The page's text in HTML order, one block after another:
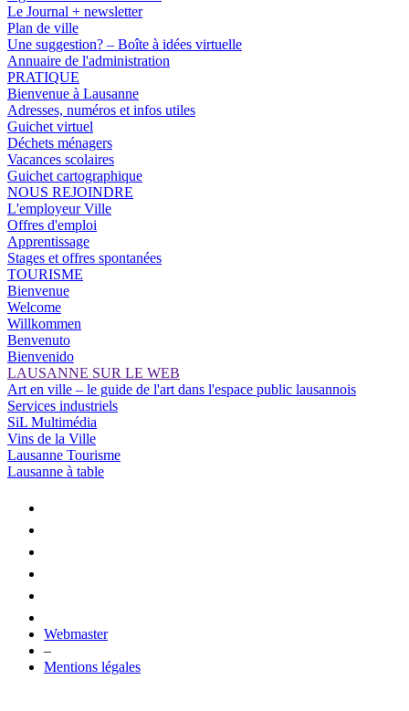
Le Journal + newsletter
Plan de ville
Une suggestion? – Boîte à idées virtuelle
Annuaire de l'administration
PRATIQUE
Bienvenue à Lausanne
Adresses, numéros et infos utiles
Guichet virtuel
Déchets ménagers
Vacances scolaires
Guichet cartographique
NOUS REJOINDRE
L'employeur Ville
Offres d'emploi
Apprentissage
Stages et offres spontanées
TOURISME
Bienvenue
Welcome
Willkommen
Benvenuto
Bienvenido
LAUSANNE SUR LE WEB
Art en ville – le guide de l'art dans l'espace public lausannois
Services industriels
SiL Multimédia
Vins de la Ville
Lausanne Tourisme
Lausanne à table
Webmaster
–
Mentions légales